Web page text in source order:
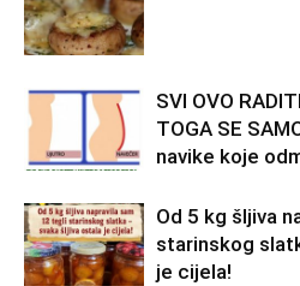
SVI OVO
TOGA SE
navike koje
Od 5 kg šljiva
starinskog
je cijela!